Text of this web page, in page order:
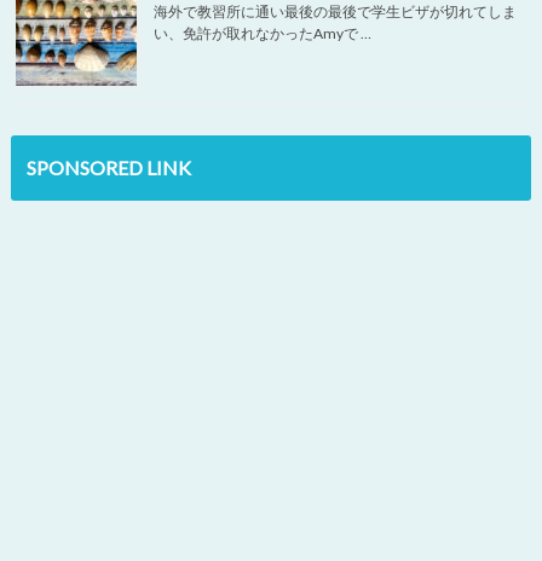
海外で教習所に通い最後の最後で学生ビザが切れてしま
い、免許が取れなかったAmyで …
SPONSORED LINK